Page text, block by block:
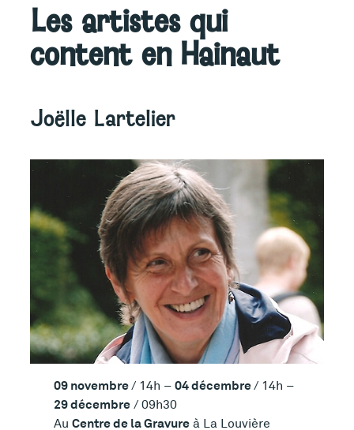
Les artistes qui
content en Hainaut
Joëlle Lartelier
09 novembre/ 14h – 04 décembre/ 14h –
29 décembre/ 09h30
Au Centre de la Gravureà La Louvière